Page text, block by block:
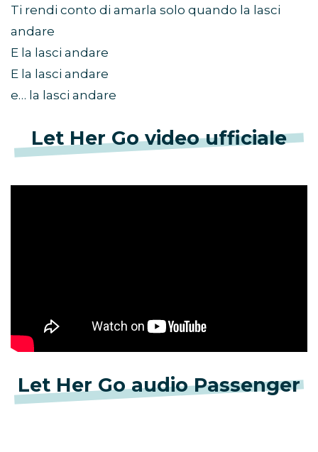
Ti rendi conto di amarla solo quando la lasci
andare
E la lasci andare
E la lasci andare
e… la lasci andare
Let Her Go video ufficiale
Let Her Go audio Passenger